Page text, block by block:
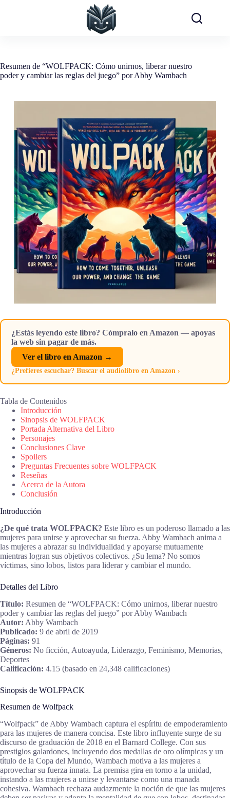
Resumen de “WOLFPACK: Cómo unirnos, liberar nuestro
poder y cambiar las reglas del juego” por Abby Wambach
¿Estás leyendo este libro? Cómpralo en Amazon — apoyas
la web sin pagar de más.
Ver el libro en Amazon →
¿Prefieres escuchar? Buscar el audiolibro en Amazon ›
Tabla de Contenidos
Introducción
Sinopsis de WOLFPACK
Portada Alternativa del Libro
Personajes
Conclusiones Clave
Spoilers
Preguntas Frecuentes sobre WOLFPACK
Reseñas
Acerca de la Autora
Conclusión
Introducción
¿De qué trata WOLFPACK? Este libro es un poderoso llamado a las
mujeres para unirse y aprovechar su fuerza. Abby Wambach anima a
las mujeres a abrazar su individualidad y apoyarse mutuamente
mientras logran sus objetivos colectivos. ¿Su lema? No somos
víctimas, sino lobos, listos para liderar y cambiar el mundo.
Detalles del Libro
Título: Resumen de “WOLFPACK: Cómo unirnos, liberar nuestro
poder y cambiar las reglas del juego” por Abby Wambach
Autor: Abby Wambach
Publicado: 9 de abril de 2019
Páginas: 91
Géneros: No ficción, Autoayuda, Liderazgo, Feminismo, Memorias,
Deportes
Calificación: 4.15 (basado en 24,348 calificaciones)
Sinopsis de WOLFPACK
Resumen de Wolfpack
“Wolfpack” de Abby Wambach captura el espíritu de empoderamiento
para las mujeres de manera concisa. Este libro influyente surge de su
discurso de graduación de 2018 en el Barnard College. Con sus
prestigios galardones, incluyendo dos medallas de oro olímpicas y un
título de la Copa del Mundo, Wambach motiva a las mujeres a
aprovechar su fuerza innata. La premisa gira en torno a la unidad,
instando a las mujeres a unirse y levantarse como una manada
cohesiva. Wambach rechaza audazmente la noción de que las mujeres